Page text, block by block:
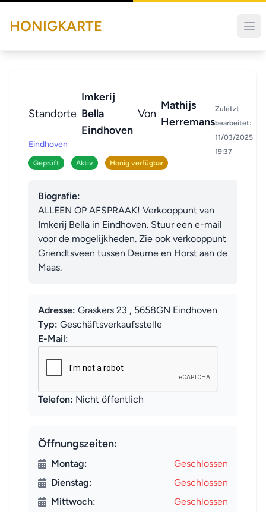
HONIGKARTE
Standorte
Imkerij
Bella
Eindhoven
Von
Mathijs
Herremans
Eindhoven
Geprüft Aktiv Honig verfügbar
Zuletzt
bearbeitet:
11/03/2025
19:37
Biografie:
ALLEEN OP AFSPRAAK! Verkooppunt van
Imkerij Bella in Eindhoven. Stuur een e-mail
voor de mogelijkheden. Zie ook verkooppunt
Griendtsveen tussen Deurne en Horst aan de
Maas.
Adresse: Graskers 23 , 5658GN Eindhoven
Typ: Geschäftsverkaufsstelle
E-Mail:
Telefon: Nicht öffentlich
Öffnungszeiten:
Montag:
Geschlossen
Dienstag:
Geschlossen
Mittwoch:
Geschlossen